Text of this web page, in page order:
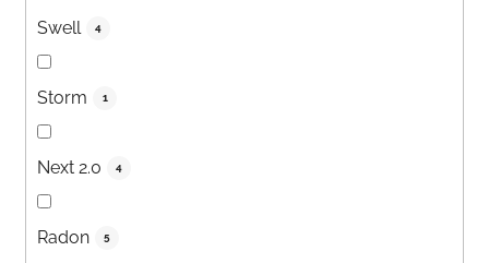
Swell 4
Storm 1
Next 2.0 4
Radon 5